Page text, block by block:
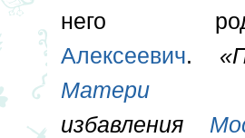
него
Алексеевич.
Матери
избавления